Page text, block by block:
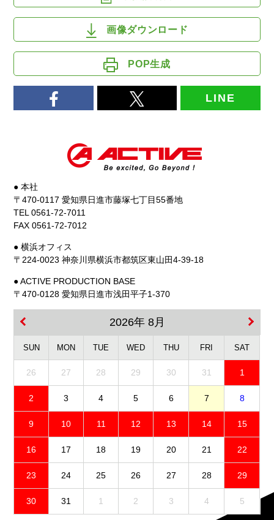
画像ダウンロード
POP生成
LINE
● 本社
〒470-0117 愛知県日進市藤塚七丁目55番地
TEL 0561-72-7011
FAX 0561-72-7012
● 横浜オフィス
〒224-0023 神奈川県横浜市都筑区東山田4-39-18
● ACTIVE PRODUCTION BASE
〒470-0128 愛知県日進市浅田平子1-370
2026年 8月
SUN MON TUE WED THU FRI SAT
26 27 28 29 30 31 1
2 3 4 5 6 7 8
9 10 11 12 13 14 15
16 17 18 19 20 21 22
23 24 25 26 27 28 29
30 31 1 2 3 4 5